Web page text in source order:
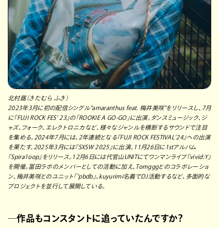
北村蕗（きたむら ふき）
2023年3月に初の配信シングル“amaranthus feat. 梅井美咲”をリリースし、7月
に『FUJI ROCK FES’ 23』の「ROOKIE A GO-GO」に出演。ダンスミュージック、ジ
ャズ、フォーク、エレクトロニカなど、様々なジャンルを横断するサウンドで注目
を集める。2024年7月には、2年連続となる『FUJI ROCK FESTIVAL’24』への出演
を果たす。2025年3月には『SXSW 2025』に出演。11月26日に1stアルバム
『Spira1oop』をリリース。12月6日には代官山UNITにてワンマンライブ『vivid:Y』
を開催。冨田ラボのメンバーとしての活動に加え、Tomgggとのコラボレーショ
ン、梅井美咲とのユニット「°pbdb」、kuyurimi名義でDJ活動するなど、多面的な
プロジェクトを並行して展開している。
─作品もコンスタントに追っていたんですか？